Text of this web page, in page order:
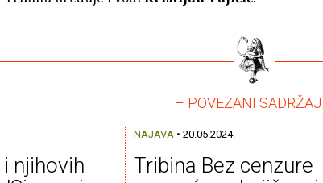
– POVEZANI
njihovih
NAJAVA • 20.05.2024.
Tribina Bez cenzure